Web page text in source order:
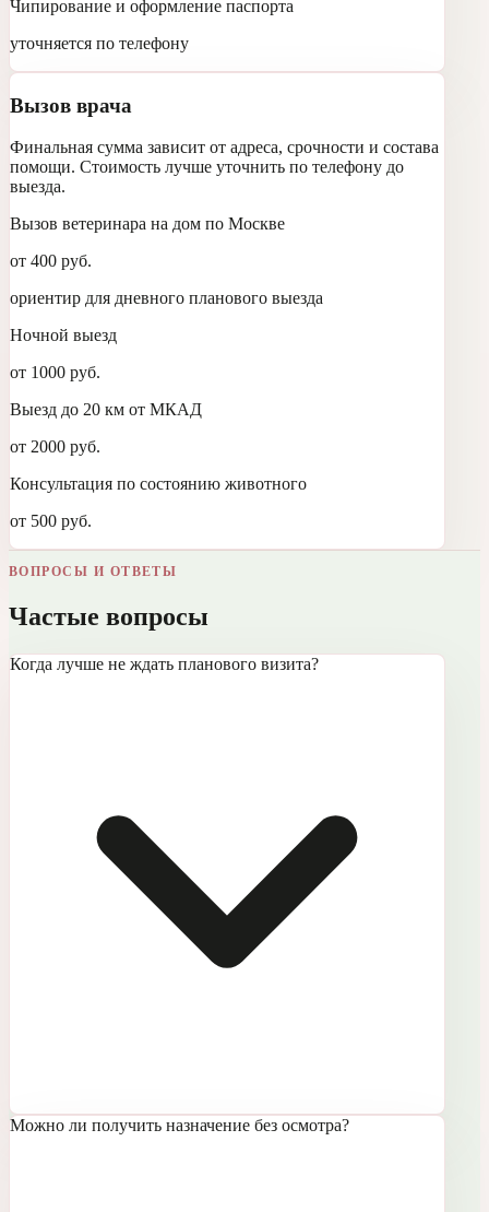
Чипирование и оформление паспорта
уточняется по телефону
Вызов врача
Финальная сумма зависит от адреса, срочности и состава
помощи. Стоимость лучше уточнить по телефону до
выезда.
Вызов ветеринара на дом по Москве
от 400 руб.
ориентир для дневного планового выезда
Ночной выезд
от 1000 руб.
Выезд до 20 км от МКАД
от 2000 руб.
Консультация по состоянию животного
от 500 руб.
ВОПРОСЫ И ОТВЕТЫ
Частые вопросы
Когда лучше не ждать планового визита?
Можно ли получить назначение без осмотра?